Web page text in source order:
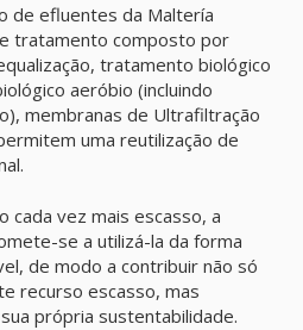
de efluentes da Maltería
tratamento composto por
tratamento biológico
aeróbio (incluindo
membranas de Ultrafiltração
uma reutilização de
cada vez mais escasso, a
se a utilizá-la da forma
de modo a contribuir não só
recurso escasso, mas
própria sustentabilidade.